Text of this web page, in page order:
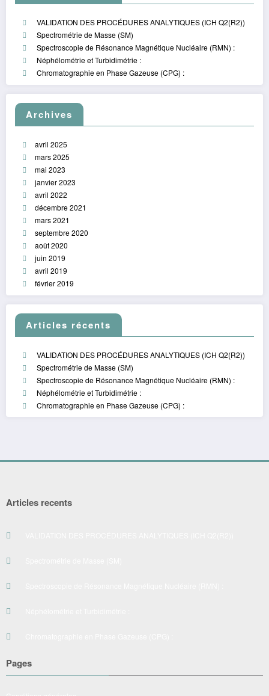
VALIDATION DES PROCÉDURES ANALYTIQUES (ICH Q2(R2))
Spectrométrie de Masse (SM)
Spectroscopie de Résonance Magnétique Nucléaire (RMN) :
Néphélométrie et Turbidimétrie :
Chromatographie en Phase Gazeuse (CPG) :
Archives
avril 2025
mars 2025
mai 2023
janvier 2023
avril 2022
décembre 2021
mars 2021
septembre 2020
août 2020
juin 2019
avril 2019
février 2019
Articles récents
VALIDATION DES PROCÉDURES ANALYTIQUES (ICH Q2(R2))
Spectrométrie de Masse (SM)
Spectroscopie de Résonance Magnétique Nucléaire (RMN) :
Néphélométrie et Turbidimétrie :
Chromatographie en Phase Gazeuse (CPG) :
Articles recents
Pages